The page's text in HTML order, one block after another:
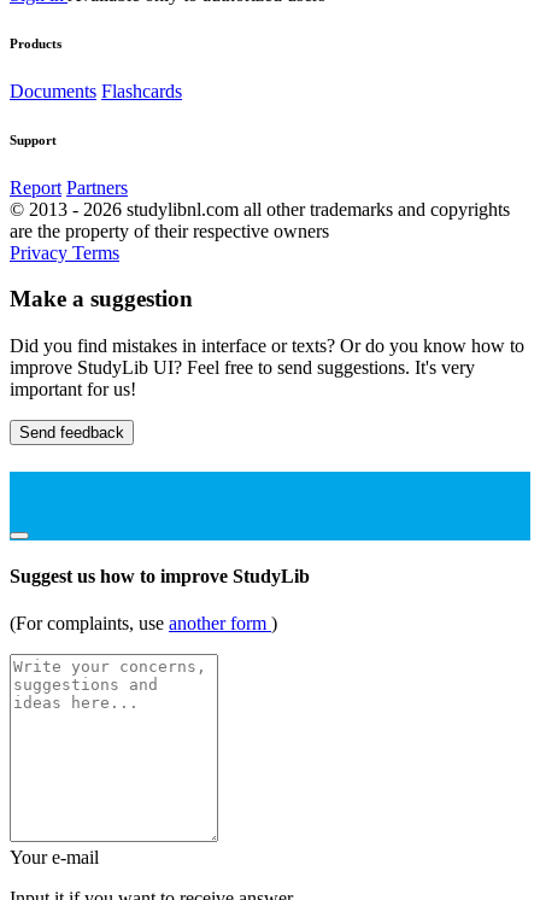
Products
Documents Flashcards
Support
Report Partners
© 2013 - 2026 studylibnl.com all other trademarks and copyrights
are the property of their respective owners
Privacy Terms
Make a suggestion
Did you find mistakes in interface or texts? Or do you know how to
improve StudyLib UI? Feel free to send suggestions. It's very
important for us!
Send feedback
Suggest us how to improve StudyLib
(For complaints, use another form )
Your e-mail